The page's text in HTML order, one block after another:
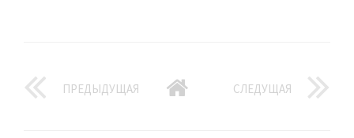
ПРЕДЫДУЩАЯ СЛЕДУЩАЯ